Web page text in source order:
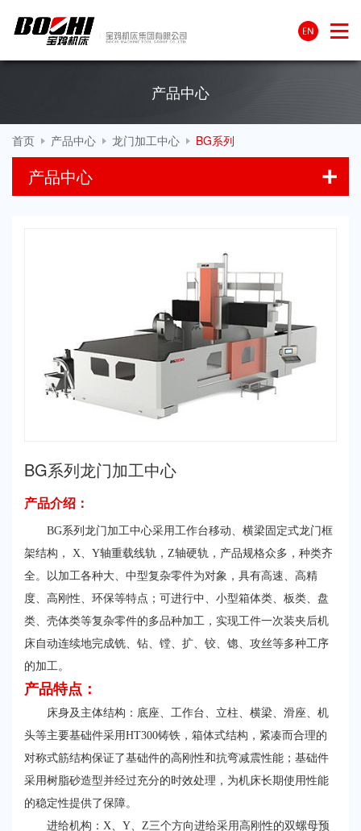
产品中心
首页 产品中心 龙门加工中心 BG系列
产品中心
BG系列龙门加工中心
产品介绍：
BG系列龙门加工中心采用工作台移动、横梁固定式龙门框
架结构， X、Y轴重载线轨，Z轴硬轨，产品规格众多，种类齐
全。以加工各种大、中型复杂零件为对象，具有高速、高精
度、高刚性、环保等特点；可进行中、小型箱体类、板类、盘
类、壳体类等复杂零件的多品种加工，实现工件一次装夹后机
床自动连续地完成铣、钻、镗、扩、铰、锪、攻丝等多种工序
的加工。
产品特点：
床身及主体结构：底座、工作台、立柱、横梁、滑座、机
头等主要基础件采用HT300铸铁，箱体式结构，紧凑而合理的
对称式筋结构保证了基础件的高刚性和抗弯减震性能；基础件
采用树脂砂造型并经过充分的时效处理，为机床长期使用性能
的稳定性提供了保障。
进给机构：X、Y、Z三个方向进给采用高刚性的双螺母预